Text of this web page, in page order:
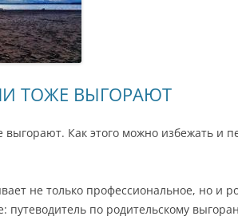
ТОЖЕ ВЫГОРАЮТ
выгорают. Как этого можно избежать и
не только профессиональное, но и
путеводитель по родительскому